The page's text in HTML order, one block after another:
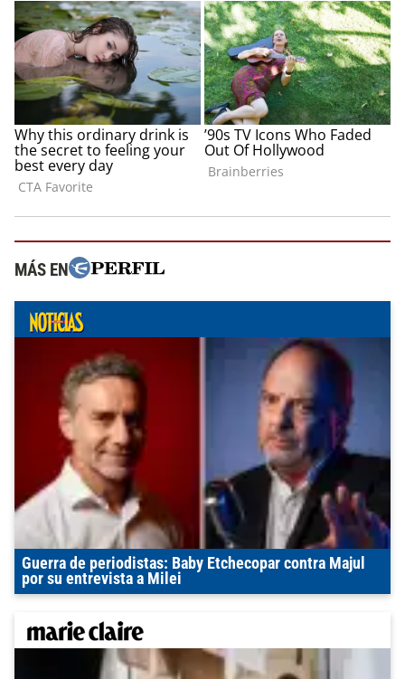
MÁS EN
Guerra de periodistas: Baby Etchecopar contra Majul
por su entrevista a Milei